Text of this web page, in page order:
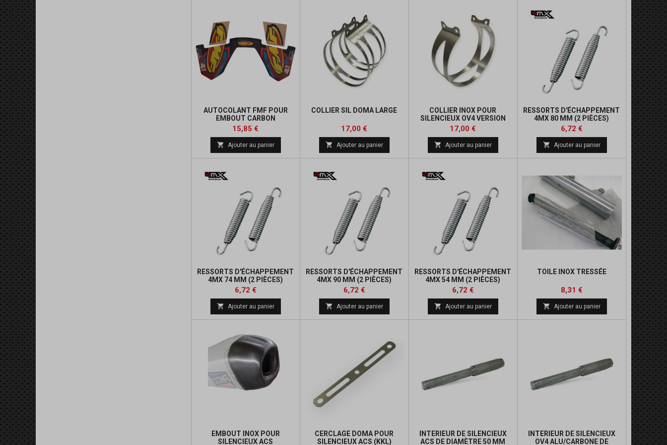
AUTOCOLANT FMF POUR
EMBOUT CARBON
Prix
15,85 €
base
 Ajouter au panier
COLLIER SIL DOMA LARGE
Prix
17,00 €
base
 Ajouter au panier
COLLIER INOX POUR
SILENCIEUX OV4 VERSION
ÉTROITE (2 VIS DE FIXATION)
Prix
17,00 €
base
 Ajouter au panier
RESSORTS D'ÉCHAPPEMENT
4MX 80 MM (2 PIÈCES)
Prix
6,72 €Prix
base
 Ajouter au panier
RESSORTS D'ÉCHAPPEMENT
4MX 74 MM (2 PIÈCES)
Prix
6,72 €Prix
base
 Ajouter au panier
RESSORTS D'ÉCHAPPEMENT
4MX 90 MM (2 PIÈCES)
Prix
6,72 €Prix
base
 Ajouter au panier
RESSORTS D'ÉCHAPPEMENT
4MX 54 MM (2 PIÈCES)
Prix
6,72 €Prix
base
 Ajouter au panier
TOILE INOX TRESSÉE
Prix
8,31 €Prix
base
 Ajouter au panier
EMBOUT INOX POUR
SILENCIEUX ACS
CERCLAGE DOMA POUR
SILENCIEUX ACS (KKL)
INTERIEUR DE SILENCIEUX
ACS DE DIAMÈTRE 50 MM
INTERIEUR DE SILENCIEUX
OV4 ALU/CARBONE DE